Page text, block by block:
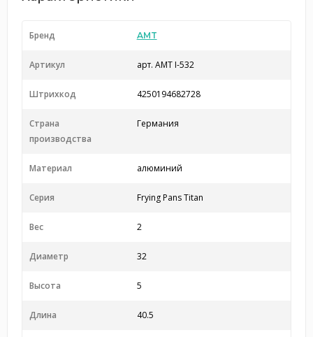
Бренд AMT
Артикул арт. AMT I-532
Штрихкод 4250194682728
Страна
производства
Германия
Материал алюминий
Серия Frying Pans Titan
Вес 2
Диаметр 32
Высота 5
Длина 40.5